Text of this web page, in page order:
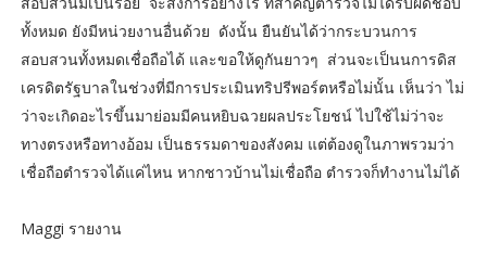
ทั้งหมด ยังมีหน่วยงานอื่นด้วย ดังนั้น ยืนยันได้ว่ากระบวนการ
สอบสวนทั้งหมดเชื่อถือได้ และขอให้ดูกันยาวๆ ส่วนจะเป็นนการดิส
เครดิตรัฐบาลในช่วงที่มีการประเมินทริปรีพอร์ตหรือไม่นั้น เห็นว่า ไม่
ว่าจะเกิดอะไรขึ้นมาย่อมมีคนหยิบฉวยผลประโยชน์ ไปใช้ไม่ว่าจะ
ทางตรงหรือทางอ้อม เป็นธรรมดาของสังคม แต่ต้องดูในภาพรวมว่า
เชื่อถือตำรวจได้แค่ไหน หากชาวบ้านไม่เชื่อถือ ตำรวจก็ทำงานไม่ได้
Maggi รายงาน